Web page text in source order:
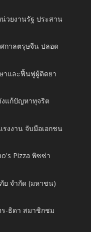
วยงานรัฐ ประสาน
กาลตรุษจีน ปลอด
าและฟื้นฟูผู้ติดยา
งแก้ปัญหาทุจริต
งงาน จับมือเอกชน
Pizza พิซซ่า
ย จำกัด (มหาชน)
ร-ธิดา สมาชิกชม